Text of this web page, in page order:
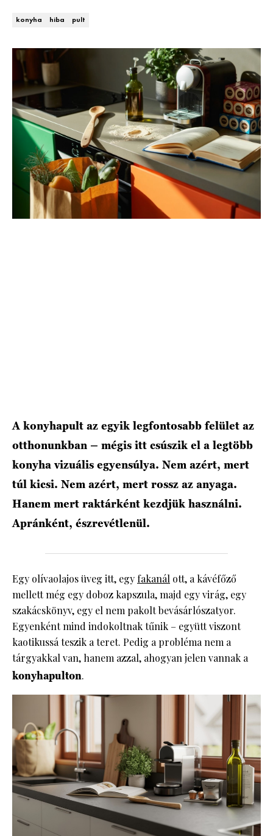
konyha hiba pult
A konyhapult az egyik legfontosabb felület az
otthonunkban – mégis itt csúszik el a legtöbb
konyha vizuális egyensúlya. Nem azért, mert
túl kicsi. Nem azért, mert rossz az anyaga.
Hanem mert raktárként kezdjük használni.
Apránként, észrevétlenül.
Egy olívaolajos üveg itt, egy fakanál ott, a kávéfőző
mellett még egy doboz kapszula, majd egy virág, egy
szakácskönyv, egy el nem pakolt bevásárlószatyor.
Egyenként mind indokoltnak tűnik – együtt viszont
kaotikussá teszik a teret. Pedig a probléma nem a
tárgyakkal van, hanem azzal, ahogyan jelen vannak a
konyhapulton.